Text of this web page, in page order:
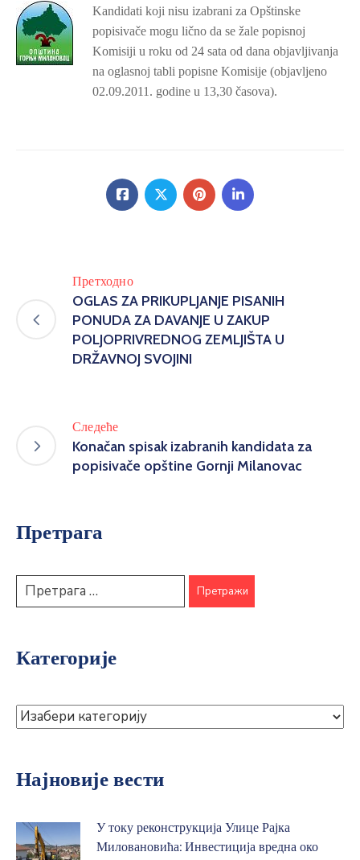
Kandidati koji nisu izabrani za Opštinske
popisivače mogu lično da se žale popisnoj
Komisiji u roku od 24 sata od dana objavljivanja
na oglasnoj tabli popisne Komisije (objavljeno
02.09.2011. godine u 13,30 časova).
Претходно
OGLAS ZA PRIKUPLJANJE PISANIH
PONUDA ZA DAVANJE U ZAKUP
POLJOPRIVREDNOG ZEMLJIŠTA U
DRŽAVNOJ SVOJINI
Следеће
Konačan spisak izabranih kandidata za
popisivače opštine Gornji Milanovac
Претрага
Категорије
Најновије вести
У току реконструкција Улице Рајка
Миловановића: Инвестиција вредна око